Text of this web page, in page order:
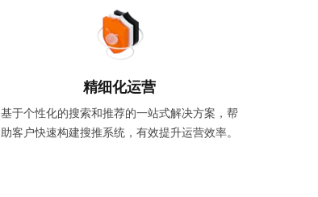
精细化运营
基于个性化的搜索和推荐的一站式解决方案，帮
助客户快速构建搜推系统，有效提升运营效率。